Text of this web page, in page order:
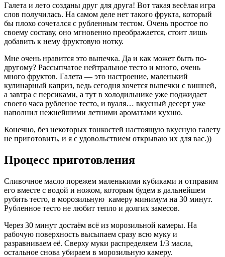
Галета и лето созданы друг для друга! Вот такая весёлая игра
слов получилась. На самом деле нет такого фрукта, который
бы плохо сочетался с рубленным тестом. Очень простое по
своему составу, оно мгновенно преображается, стоит лишь
добавить к нему фруктовую нотку.
Мне очень нравится это выпечка. Да и как может быть по-
другому? Рассыпчатое нейтральное тесто и много, очень
много фруктов. Галета — это настроение, маленький
кулинарный каприз, ведь сегодня хочется выпечки с вишней,
а завтра с персиками, а тут в холодильнике уже поджидает
своего часа рубленое тесто, и вуаля… вкусный десерт уже
наполнил нежнейшими летними ароматами кухню.
Конечно, без некоторых тонкостей настоящую вкусную галету
не приготовить, и я с удовольствием открываю их для вас.))
Процесс приготовления
Сливочное масло порежем маленькими кубиками и отправим
его вместе с водой и ножом, которым будем в дальнейшем
рубить тесто, в морозильную камеру минимум на 30 минут.
Рубленное тесто не любит тепло и долгих замесов.
Через 30 минут достаём всё из морозильной камеры. На
рабочую поверхность высыпаем сразу всю муку и
разравниваем её. Сверху муки распределяем 1/3 масла,
остальное снова убираем в морозильную камеру.